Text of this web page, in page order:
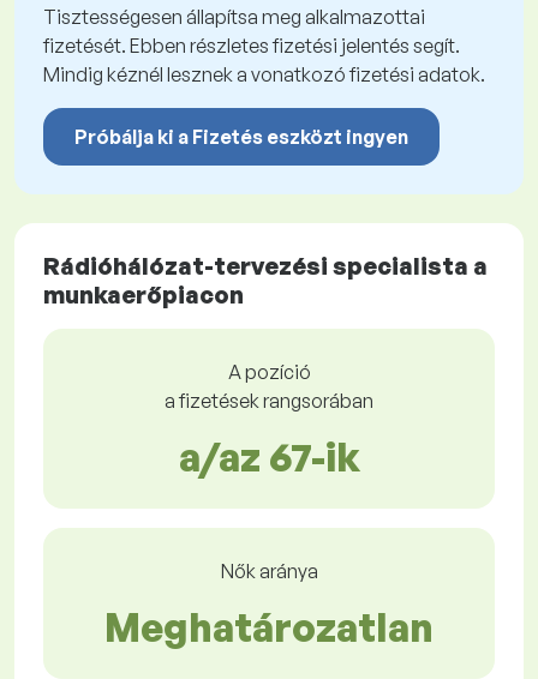
Tisztességesen állapítsa meg alkalmazottai
fizetését. Ebben részletes fizetési jelentés segít.
Mindig kéznél lesznek a vonatkozó fizetési adatok.
Próbálja ki a Fizetés eszközt ingyen
Rádióhálózat-tervezési specialista a
munkaerőpiacon
A pozíció
a fizetések rangsorában
a/az 67-ik
Nők aránya
Meghatározatlan